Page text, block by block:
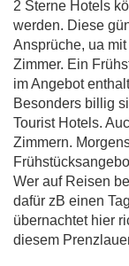
2 Sterne Hotels
werden. Diese
Ansprüche, ua
Zimmer. Ein
im Angebot
Besonders billig
Tourist Hotels.
Zimmern.
Wer auf Reisen
dafür zB einen
übernachtet hier
diesem